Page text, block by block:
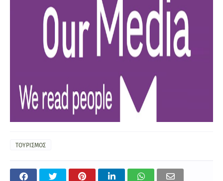
ΤΟΥΡΙΣΜΟΣ